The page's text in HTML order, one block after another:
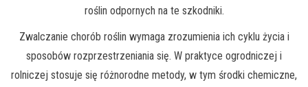
roślin odpornych na te szkodniki.
Zwalczanie chorób roślin wymaga zrozumienia ich cyklu życia i
sposobów rozprzestrzeniania się. W praktyce ogrodniczej i
rolniczej stosuje się różnorodne metody, w tym środki chemiczne,